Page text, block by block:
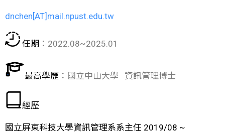
dnchen[AT]mail.npust.edu.tw
任期 ：2022.08~2025.01
最高學歷 ：國立中山大學 資訊管理博士
經歷
國立屏東科技大學資訊管理系系主任 2019/08 ~